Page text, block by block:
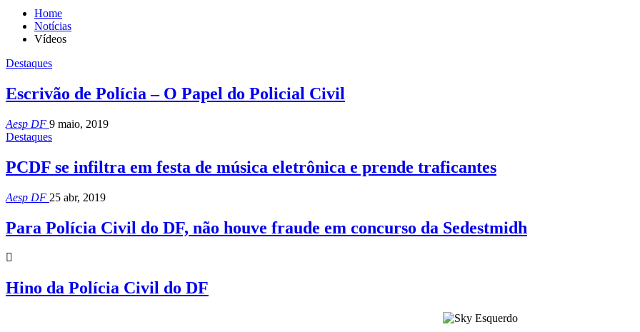
Home
Notícias
Vídeos
Destaques
Escrivão de Polícia – O Papel do Policial Civil
Aesp DF 9 maio, 2019
Destaques
PCDF se infiltra em festa de música eletrônica e prende traficantes
Aesp DF 25 abr, 2019
Para Polícia Civil do DF, não houve fraude em concurso da Sedestmidh
Hino da Polícia Civil do DF